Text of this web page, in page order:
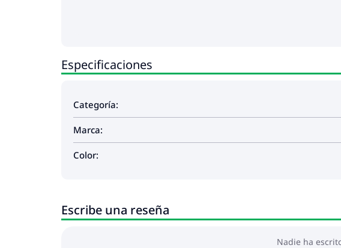
Este producto funciona con CC de 5 V, pero la fuente de
sobrecalentamiento y puede provocar daños al
Especificaciones
Categoría:
Marca:
Color:
Escribe una reseña
Nadie ha